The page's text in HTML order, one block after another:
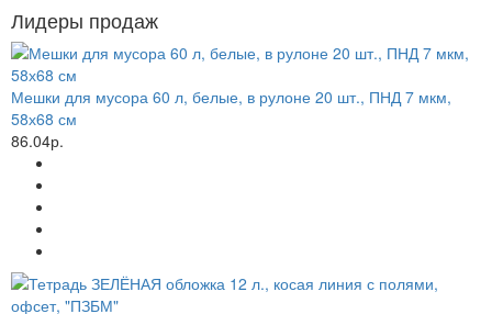
Лидеры продаж
Мешки для мусора 60 л, белые, в рулоне 20 шт., ПНД 7 мкм,
58х68 см
86.04р.